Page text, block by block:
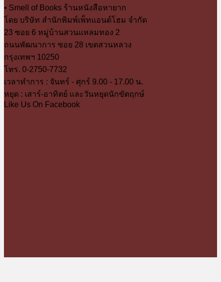
• Smell of Books ร้านหนังสือหายาก
โดย บริษัท สำนักพิมพ์เพ็ทแอนด์โฮม จำกัด
23 ซอย 6 หมู่บ้านสวนแหลมทอง 2
ถนนพัฒนาการ ซอย 28 เขตสวนหลวง
กรุงเทพฯ 10250
โทร. 0-2750-7732
เวลาทำการ : จันทร์ - ศุกร์ 9.00 - 17.00 น.
หยุด : เสาร์-อาทิตย์ และวันหยุดนักขัตฤกษ์
Like Us On Facebook